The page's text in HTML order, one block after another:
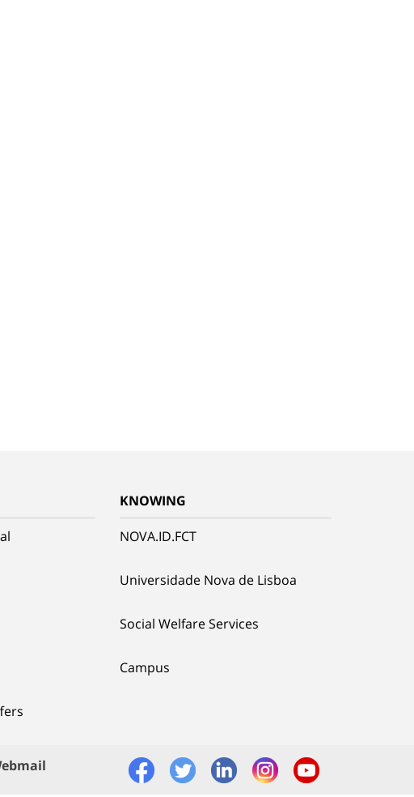
KNOWING
NOVA.ID.FCT
Universidade Nova de Lisboa
Social Welfare Services
Campus